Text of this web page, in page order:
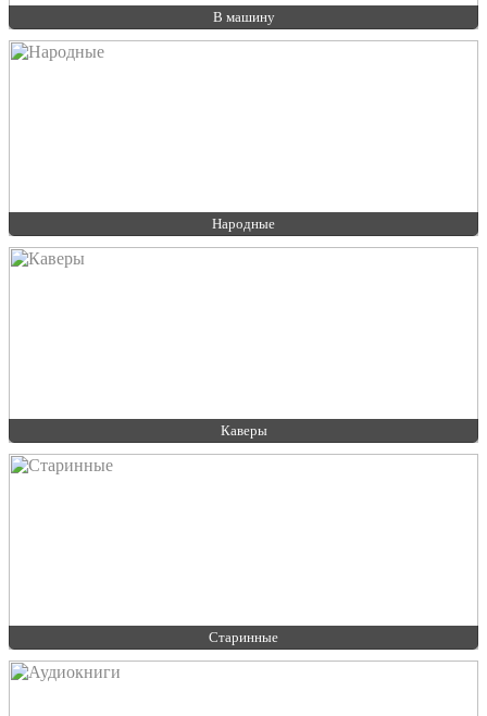
В машину
Народные
Каверы
Старинные